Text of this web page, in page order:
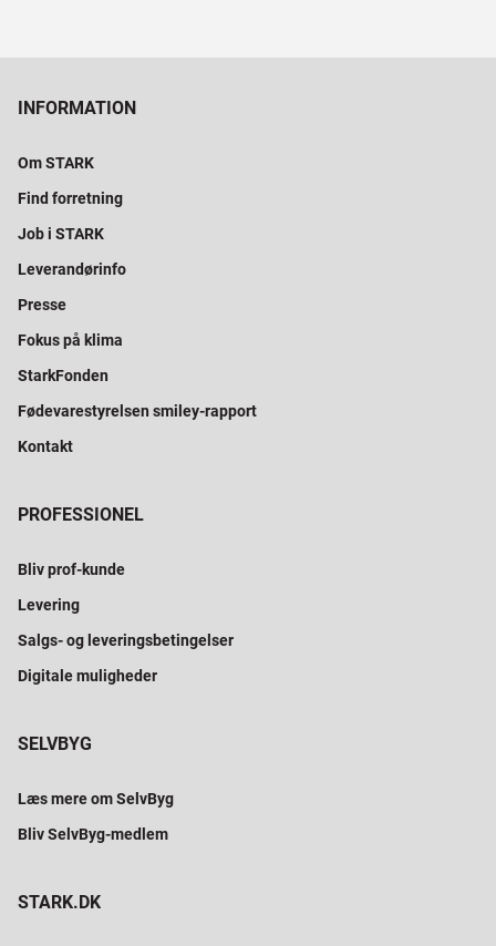
INFORMATION
Om STARK
Find forretning
Job i STARK
Leverandørinfo
Presse
Fokus på klima
StarkFonden
Fødevarestyrelsen smiley-rapport
Kontakt
PROFESSIONEL
Bliv prof-kunde
Levering
Salgs- og leveringsbetingelser
Digitale muligheder
SELVBYG
Læs mere om SelvByg
Bliv SelvByg-medlem
STARK.DK